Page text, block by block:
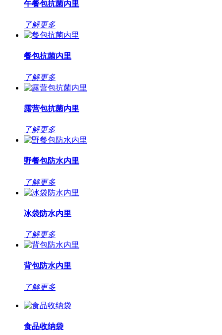
午餐包抗菌内里
了解更多
餐包抗菌内里
了解更多
露营包抗菌内里
了解更多
野餐包防水内里
了解更多
冰袋防水内里
了解更多
背包防水内里
了解更多
食品收纳袋